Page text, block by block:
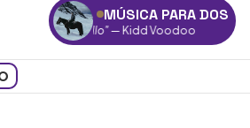
MÚSICA PARA DOS
"Destello"— Kidd Voodoo